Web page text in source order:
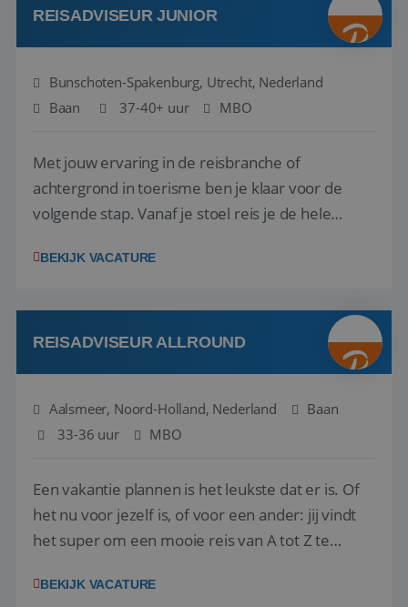
REISADVISEUR JUNIOR
Bunschoten-Spakenburg, Utrecht, Nederland
Baan
37-40+ uur MBO
Met jouw ervaring in de reisbranche of
achtergrond in toerisme ben je klaar voor de
volgende stap. Vanaf je stoel reis je de hele
wensen van je team, je klant en wat er in de
klanten te overtuigen om die droomreis te
boeken! ...
BEKIJK VACATURE
REISADVISEUR ALLROUND
Aalsmeer, Noord-Holland, Nederland
Baan
33-36 uur
MBO
Een vakantie plannen is het leukste dat er is. Of
het nu voor jezelf is, of voor een ander: jij vindt
het super om een mooie reis van A tot Z te
vakantiegangers de meest prachtige plekjes op
BEKIJK VACATURE